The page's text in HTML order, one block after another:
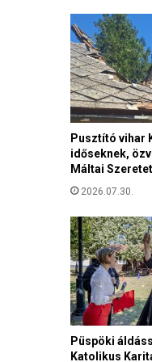
s
d
a
l
o
k
a
t
n
e
s
z
a
b
a
d
k
s
Pusztító vihar
időseknek,
Máltai
2026.07.30.
Püspöki
Katolikus